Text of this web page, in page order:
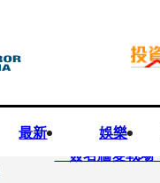
最新 娛樂
快訊
「簽名牆變戰